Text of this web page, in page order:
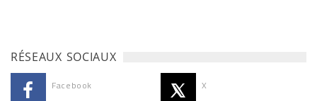
RÉSEAUX SOCIAUX
Facebook X